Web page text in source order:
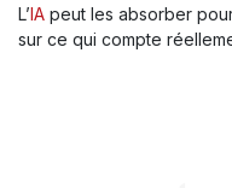
L’IA peut les absorber
sur ce qui compte